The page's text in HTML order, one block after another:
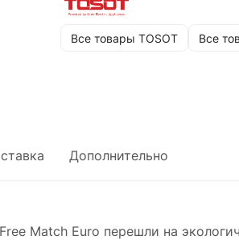
Все товары TOSOT Все
Дополнительно
Match Euro перешли на